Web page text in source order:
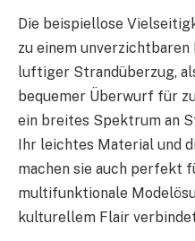
Die beispiellose
zu einem unverzichtbaren
luftiger Strandüberzug,
bequemer Überwurf für
ein breites Spektrum an
Ihr leichtes Material und
machen sie auch perfekt
multifunktionale
kulturellem Flair